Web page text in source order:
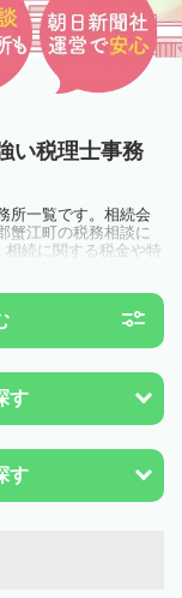
い税理士事務
所一覧です。相続会
蟹江町の税務相談に
続に関する税金や特
ょう。
す
す